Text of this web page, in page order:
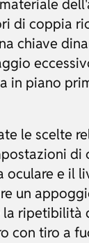
di coppia
chiave
in piano
le scelte
di
oculare e il
un
ripetibilità
con tiro a